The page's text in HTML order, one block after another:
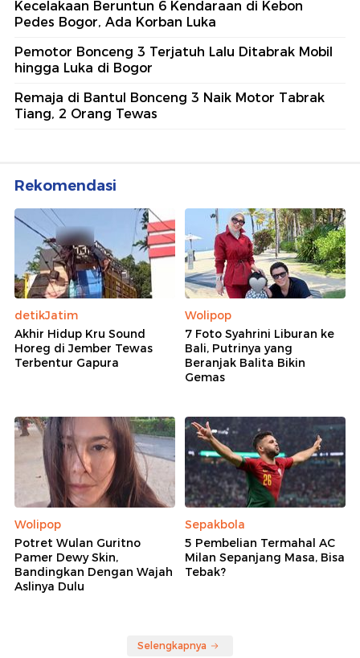
Kecelakaan Beruntun 6 Kendaraan di Kebon
Pedes Bogor, Ada Korban Luka
Pemotor Bonceng 3 Terjatuh Lalu Ditabrak Mobil
hingga Luka di Bogor
Remaja di Bantul Bonceng 3 Naik Motor Tabrak
Tiang, 2 Orang Tewas
Rekomendasi
detikJatim
Akhir Hidup Kru Sound
Horeg di Jember Tewas
Terbentur Gapura
Wolipop
7 Foto Syahrini Liburan ke
Bali, Putrinya yang
Beranjak Balita Bikin
Gemas
Wolipop
Potret Wulan Guritno
Pamer Dewy Skin,
Bandingkan Dengan Wajah
Aslinya Dulu
Sepakbola
5 Pembelian Termahal AC
Milan Sepanjang Masa, Bisa
Tebak?
Selengkapnya